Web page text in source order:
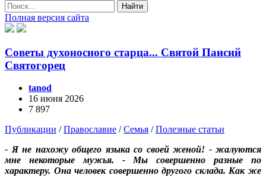
Найти
Полная версия сайта
Советы духоносного старца... Святой Паисий
Святогорец
tanod
16 июня 2026
7 897
Публикации /Православие /Семья /Полезные статьи
- Я не нахожу общего языка со своей женой! - жалуются
мне некоторые мужья. - Мы совершенно разные по
характеру. Она человек совершенно другого склада. Как же